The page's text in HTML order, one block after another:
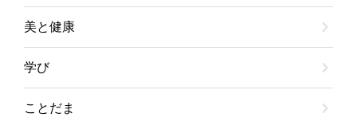
美と健康
学び
ことだま